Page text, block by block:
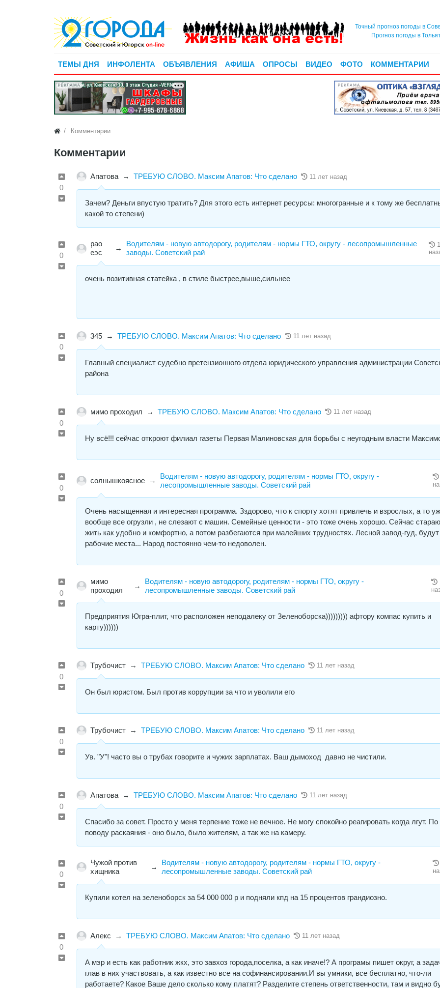
Точный прогноз погоды в
Прогноз погоды в
ТЕМЫ ДНЯ ИНФОЛЕНТА ОБЪЯВЛЕНИЯ АФИША ОПРОСЫ ВИДЕО ФОТО КОММЕНТАРИИ
РЕКЛАМА РЕКЛАМА
Комментарии
Комментарии
0
Апатова → ТРЕБУЮ СЛОВО. Максим Апатов: Что сделано 11 лет назад
Зачем? Деньги впустую тратить? Для этого есть интернет ресурсы: многогранные и к тому же
какой то степени)
0
рао
еэс
→
Водителям - новую автодорогу, родителям - нормы ГТО, округу - лесопромышленные
заводы. Советский рай
очень позитивная статейка , в стиле быстрее,выше,сильнее
0
345 → ТРЕБУЮ СЛОВО. Максим Апатов: Что сделано 11 лет назад
Главный специалист судебно претензионного отдела юридического управления администрации
района
0
мимо проходил → ТРЕБУЮ СЛОВО. Максим Апатов: Что сделано 11 лет назад
Ну всё!!! сейчас откроют филиал газеты Первая Малиновская для борьбы с неугодным власти
0
солнышкоясное →
Водителям - новую автодорогу, родителям - нормы ГТО, округу -
лесопромышленные заводы. Советский рай
Очень насыщенная и интересная программа. Зздорово, что к спорту хотят привлечь и взрослых, а то
вообще все огрузли , не слезают с машин. Семейные ценности - это тоже очень хорошо. Сейчас
жить как удобно и комфортно, а потом разбегаются при малейших трудностях. Лесной завод-гуд, будут
рабочие места... Народ постоянно чем-то недоволен.
0
мимо
проходил
→
Водителям - новую автодорогу, родителям - нормы ГТО, округу -
лесопромышленные заводы. Советский рай
Предприятия Югра-плит, что расположен неподалеку от Зеленоборска))))))))) афтору компас купить и
карту))))))
0
Трубочист → ТРЕБУЮ СЛОВО. Максим Апатов: Что сделано 11 лет назад
Он был юристом. Был против коррупции за что и уволили его
0
Трубочист → ТРЕБУЮ СЛОВО. Максим Апатов: Что сделано 11 лет назад
Ув. "У"! часто вы о трубах говорите и чужих зарплатах. Ваш дымоход давно не чистили.
0
Апатова → ТРЕБУЮ СЛОВО. Максим Апатов: Что сделано 11 лет назад
Спасибо за совет. Просто у меня терпение тоже не вечное. Не могу спокойно реагировать когда лгут. По
поводу раскаяния - оно было, было жителям, а так же на камеру.
0
Чужой против
хищника
→
Водителям - новую автодорогу, родителям - нормы ГТО, округу -
лесопромышленные заводы. Советский рай
Купили котел на зеленоборск за 54 000 000 р и подняли кпд на 15 процентов грандиозно.
0
Алекс → ТРЕБУЮ СЛОВО. Максим Апатов: Что сделано 11 лет назад
А мэр и есть как работник жкх, это завхоз города,поселка, а как иначе!? А програмы пишет округ, а
глав в них участвовать, а как известно все на софинансировании.И вы умники, все бесплатно, что-ли
работаете? Какое Ваше дело сколько кому платят? Разделите степень ответственности, там и видно